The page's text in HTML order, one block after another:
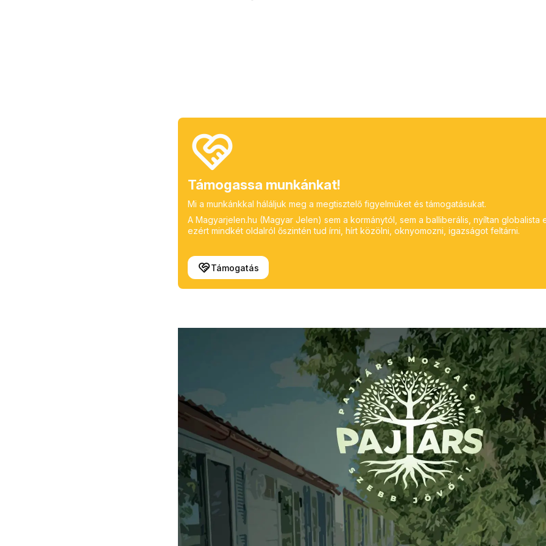
Támogassa munkánkat!
Mi a munkánkkal háláljuk meg a megtisztelő figyelmüket és támogatásukat.
A Magyarjelen.hu (Magyar Jelen) sem a kormánytól, sem a balliberális, nyíltan globalista
ezért mindkét oldalról őszintén tud írni, hírt közölni, oknyomozni, igazságot feltárni.
Támogatás